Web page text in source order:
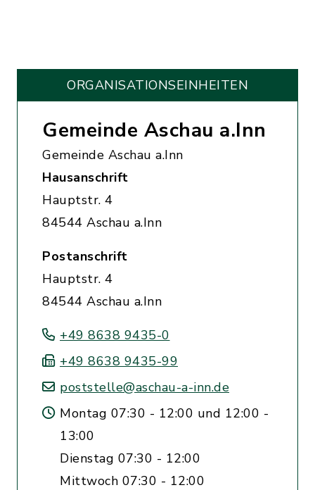
ORGANISATIONS­EINHEITEN
Gemeinde Aschau a.Inn
Gemeinde Aschau a.Inn
Hausanschrift
Hauptstr. 4
84544 Aschau a.Inn
Postanschrift
Hauptstr. 4
84544 Aschau a.Inn
+49 8638 9435-0
+49 8638 9435-99
poststelle@aschau-a-inn.de
Montag 07:30 - 12:00 und 12:00 -
13:00
Dienstag 07:30 - 12:00
Mittwoch 07:30 - 12:00